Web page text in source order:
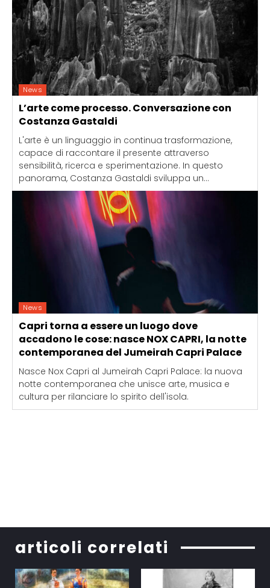
News
L’arte come processo. Conversazione con
Costanza Gastaldi
L'arte è un linguaggio in continua trasformazione,
capace di raccontare il presente attraverso
sensibilità, ricerca e sperimentazione. In questo
panorama, Costanza Gastaldi sviluppa un...
News
Capri torna a essere un luogo dove
accadono le cose: nasce NOX CAPRI, la notte
contemporanea del Jumeirah Capri Palace
Nasce Nox Capri al Jumeirah Capri Palace: la nuova
notte contemporanea che unisce arte, musica e
cultura per rilanciare lo spirito dell'isola.
articoli correlati